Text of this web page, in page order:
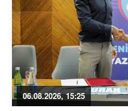
06.08.2026, 15:25